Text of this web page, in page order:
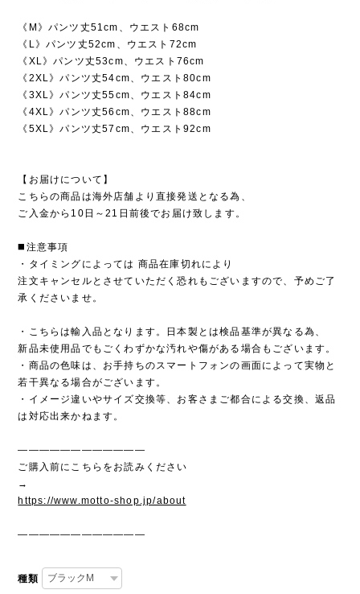
《M》パンツ丈51cm、ウエスト68cm
《L》パンツ丈52cm、ウエスト72cm
《XL》パンツ丈53cm、ウエスト76cm
《2XL》パンツ丈54cm、ウエスト80cm
《3XL》パンツ丈55cm、ウエスト84cm
《4XL》パンツ丈56cm、ウエスト88cm
《5XL》パンツ丈57cm、ウエスト92cm
【お届けについて】
こちらの商品は海外店舗より直接発送となる為、
ご入金から10日～21日前後でお届け致します。
◼️注意事項
・タイミングによっては 商品在庫切れにより
注文キャンセルとさせていただく恐れもございますので、予めご了
承くださいませ。
・こちらは輸入品となります。日本製とは検品基準が異なる為、
新品未使用品でもごくわずかな汚れや傷がある場合もございます。
・商品の色味は、お手持ちのスマートフォンの画面によって実物と
若干異なる場合がございます。
・イメージ違いやサイズ交換等、お客さまご都合による交換、返品
は対応出来かねます。
————————————
ご購入前にこちらをお読みください
→
https://www.motto-shop.jp/about
————————————
種類